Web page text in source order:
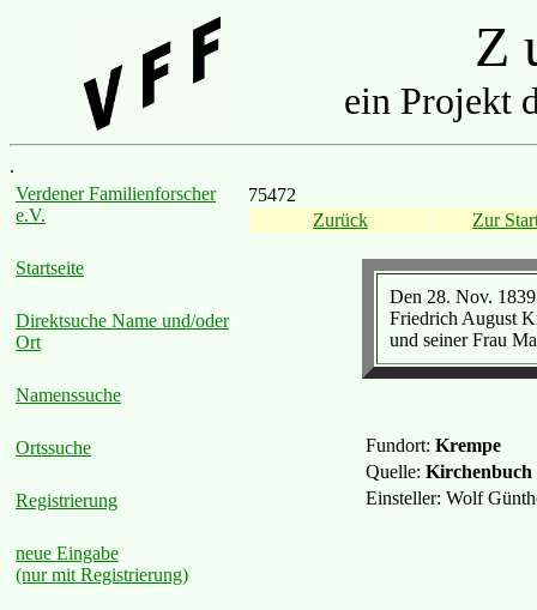
Z
ein Projekt
.
Verdener Familienforscher
e.V.
Startseite
Direktsuche Name und/oder
Ort
Namenssuche
Ortssuche
Registrierung
neue Eingabe
(nur mit Registrierung)
75472
Zurück
Zur
Den 28. Nov.
Friedrich August
und seiner Frau
Fundort: Krempe
Quelle: Kirchenbuch
Einsteller: Wolf